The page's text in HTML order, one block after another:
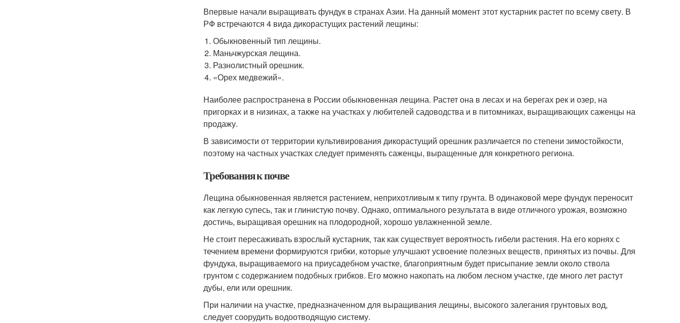
Впервые начали выращивать фундук в странах Азии. На данный момент этот кустарник растет по всему свету. В
РФ встречаются 4 вида дикорастущих растений лещины:
Обыкновенный тип лещины.
Маньчжурская лещина.
Разнолистный орешник.
«Орех медвежий».
Наиболее распространена в России обыкновенная лещина. Растет она в лесах и на берегах рек и озер, на
пригорках и в низинах, а также на участках у любителей садоводства и в питомниках, выращивающих саженцы на
продажу.
В зависимости от территории культивирования дикорастущий орешник различается по степени зимостойкости,
поэтому на частных участках следует применять саженцы, выращенные для конкретного региона.
Требования к почве
Лещина обыкновенная является растением, неприхотливым к типу грунта. В одинаковой мере фундук переносит
как легкую супесь, так и глинистую почву. Однако, оптимального результата в виде отличного урожая, возможно
достичь, выращивая орешник на плодородной, хорошо увлажненной земле.
Не стоит пересаживать взрослый кустарник, так как существует вероятность гибели растения. На его корнях с
течением времени формируются грибки, которые улучшают усвоение полезных веществ, принятых из почвы. Для
фундука, выращиваемого на приусадебном участке, благоприятным будет присыпание земли около ствола
грунтом с содержанием подобных грибков. Его можно накопать на любом лесном участке, где много лет растут
дубы, ели или орешник.
При наличии на участке, предназначенном для выращивания лещины, высокого залегания грунтовых вод,
следует соорудить водоотводящую систему.